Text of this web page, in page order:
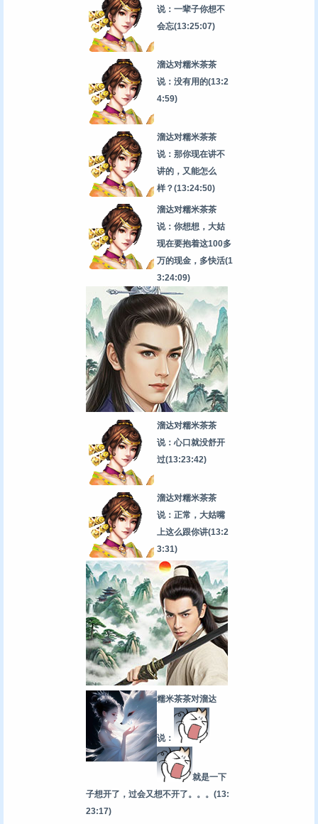
说：一辈子你想不
会忘(13:25:07)
溜达对糯米茶茶
说：没有用的(13:2
4:59)
溜达对糯米茶茶
说：那你现在讲不
讲的，又能怎么
样？(13:24:50)
溜达对糯米茶茶
说：你想想，大姑
现在要抱着这100多
万的现金，多快活(1
3:24:09)
溜达对糯米茶茶
说：心口就没舒开
过(13:23:42)
溜达对糯米茶茶
说：正常，大姑嘴
上这么跟你讲(13:2
3:31)
糯米茶茶对溜达
说：
就是一下
子想开了，过会又想不开了。。。 (13:
23:17)